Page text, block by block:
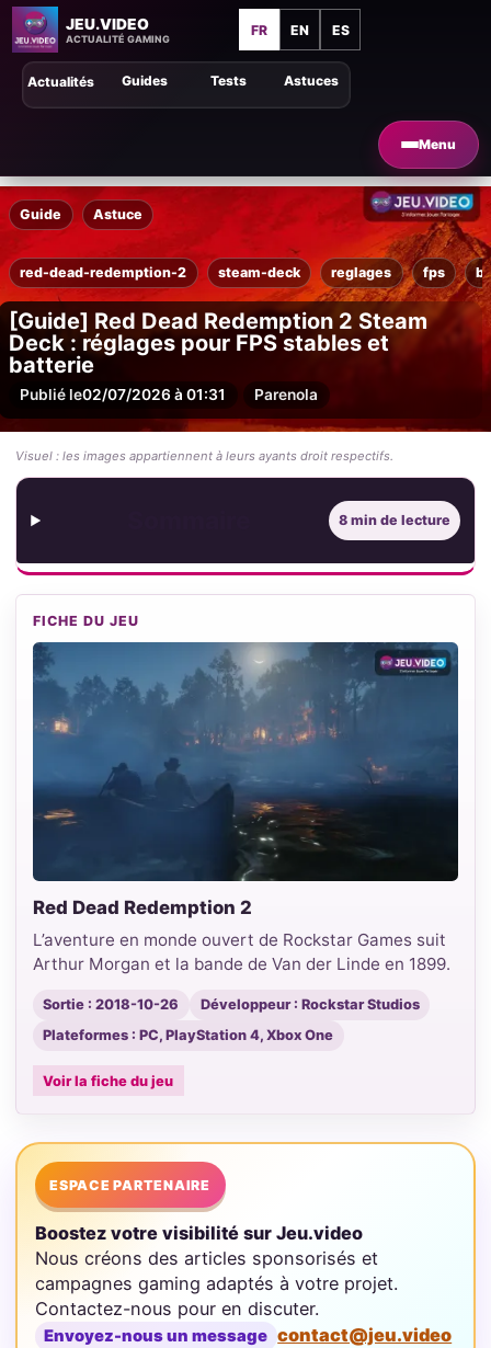
JEU.VIDEO
ACTUALITÉ GAMING
FR EN ES
Menu
Astuces
Guides Tests
Actualités
Guide Astuce
red-dead-redemption-2 steam-deck reglages fps
[Guide] Red Dead Redemption 2 Steam
Deck : réglages pour FPS stables et
batterie
Publié le02/07/2026 à 01:31 Parenola
Visuel : les images appartiennent à leurs ayants droit respectifs.
8 min de lecture
FICHE DU JEU
Red Dead Redemption 2
L’aventure en monde ouvert de Rockstar Games suit
Arthur Morgan et la bande de Van der Linde en 1899.
Sortie : 2018-10-26
Développeur : Rockstar Studios
Plateformes : PC, PlayStation 4, Xbox One
Voir la fiche du jeu
ESPACE PARTENAIRE
Boostez votre visibilité sur Jeu.video
Nous créons des articles sponsorisés et
campagnes gaming adaptés à votre projet.
Contactez-nous pour en discuter.
Envoyez-nous un message contact@jeu.video